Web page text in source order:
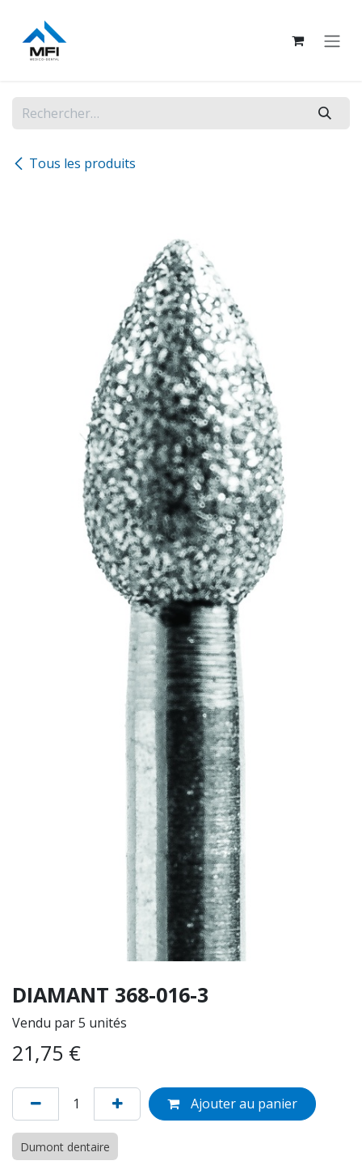
Tous les produits
DIAMANT 368-016-3
Vendu par 5 unités
21,75 €
Ajouter au panier
Dumont dentaire